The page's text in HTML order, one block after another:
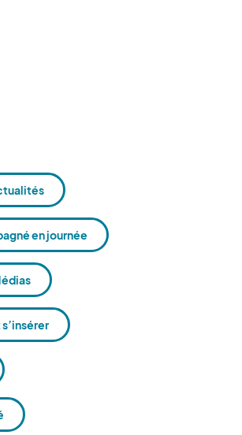
en journée